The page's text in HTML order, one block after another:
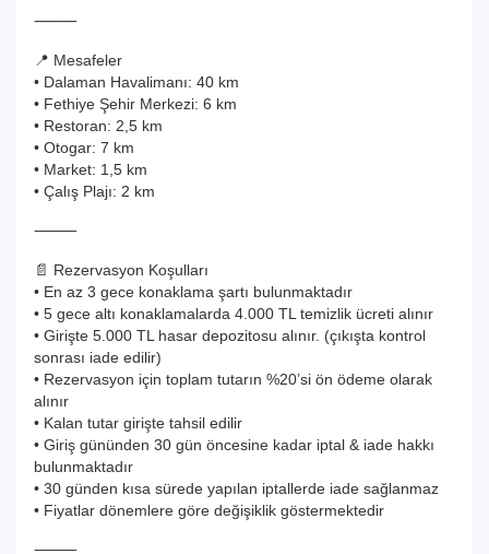
⸻
📍 Mesafeler
• Dalaman Havalimanı: 40 km
• Fethiye Şehir Merkezi: 6 km
• Restoran: 2,5 km
• Otogar: 7 km
• Market: 1,5 km
• Çalış Plajı: 2 km
⸻
📄 Rezervasyon Koşulları
• En az 3 gece konaklama şartı bulunmaktadır
• 5 gece altı konaklamalarda 4.000 TL temizlik ücreti alınır
• Girişte 5.000 TL hasar depozitosu alınır. (çıkışta kontrol
sonrası iade edilir)
• Rezervasyon için toplam tutarın %20’si ön ödeme olarak
alınır
• Kalan tutar girişte tahsil edilir
• Giriş gününden 30 gün öncesine kadar iptal & iade hakkı
bulunmaktadır
• 30 günden kısa sürede yapılan iptallerde iade sağlanmaz
• Fiyatlar dönemlere göre değişiklik göstermektedir
⸻